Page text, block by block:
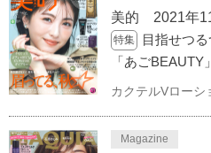
美的 2021年
特集
目指せつ
「あごBEAUTY」
カクテルVローシ
Magazine